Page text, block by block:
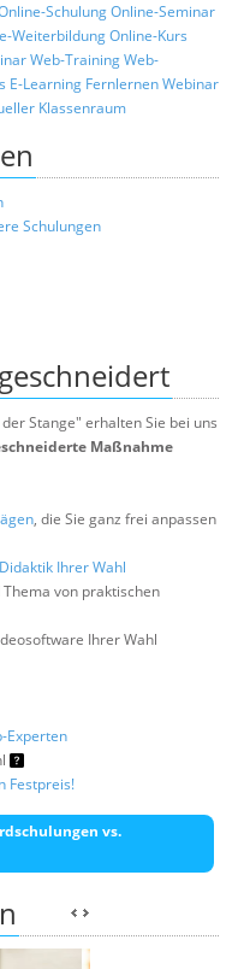
SchulungOnline-Seminar
WeiterbildungOnline-Kurs
Web-TrainingWeb-
E-Learning FernlernenWebinar
Klassenraum
Schulungen
Stange" erhalten Sie bei uns
Maßnahme
, die Sie ganz frei anpassen
Ihrer Wahl
von praktischen
Ihrer Wahl
Experten
Festpreis!
vs.